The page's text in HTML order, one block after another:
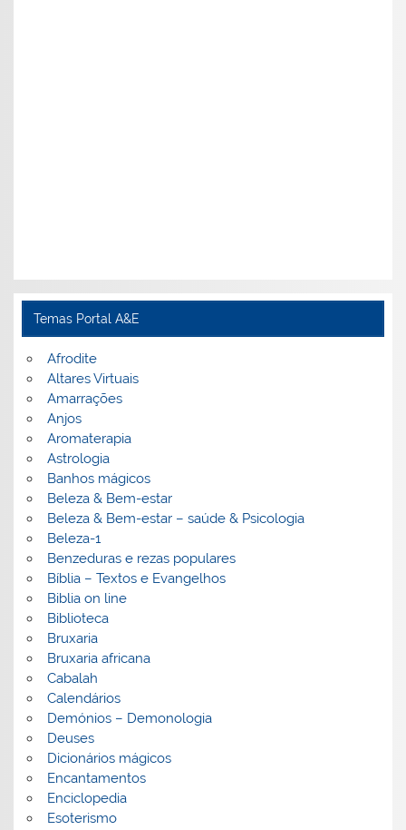
Temas Portal A&E
Afrodite
Altares Virtuais
Amarrações
Anjos
Aromaterapia
Astrologia
Banhos mágicos
Beleza & Bem-estar
Beleza & Bem-estar – saúde & Psicologia
Beleza-1
Benzeduras e rezas populares
Bíblia – Textos e Evangelhos
Biblia on line
Biblioteca
Bruxaria
Bruxaria africana
Cabalah
Calendários
Demónios – Demonologia
Deuses
Dicionários mágicos
Encantamentos
Enciclopedia
Esoterismo